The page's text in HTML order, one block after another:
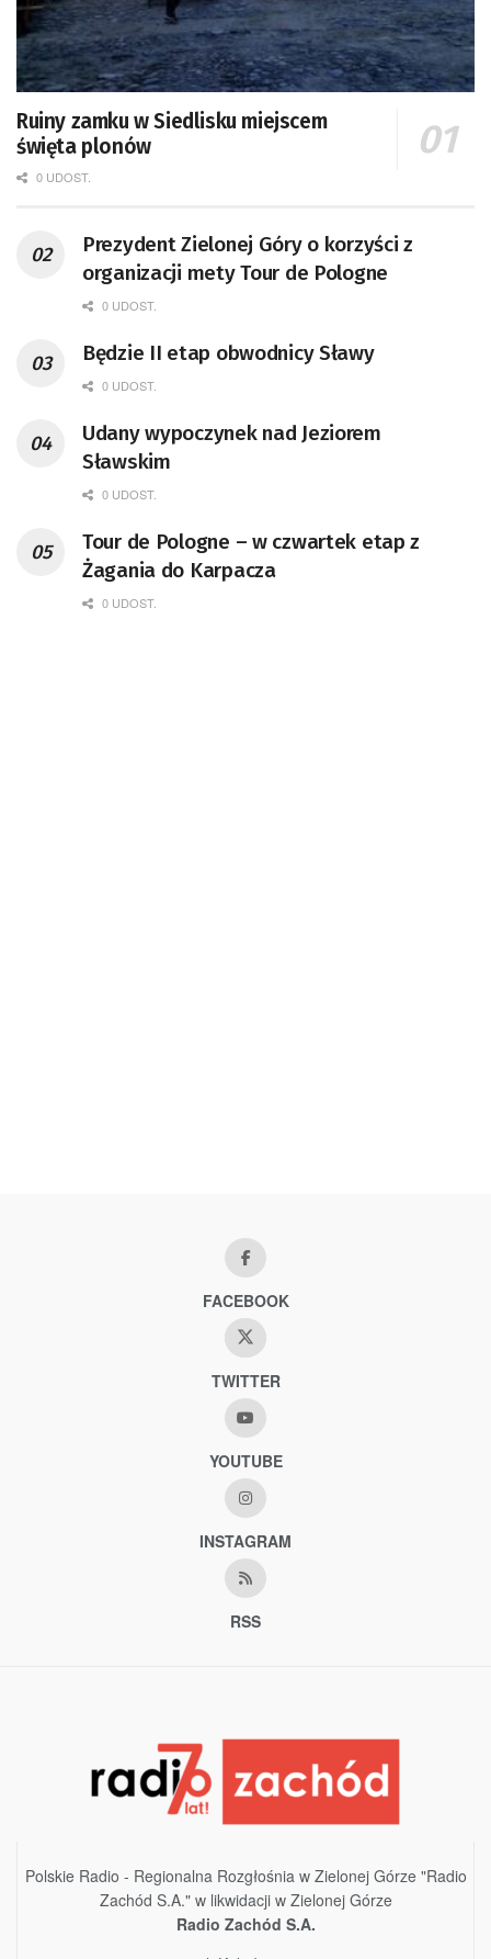
Ruiny zamku w Siedlisku miejscem
święta plonów
0 UDOST.
Prezydent Zielonej Góry o korzyści z
organizacji mety Tour de Pologne
0 UDOST.
Będzie II etap obwodnicy Sławy
0 UDOST.
Udany wypoczynek nad Jeziorem
Sławskim
0 UDOST.
Tour de Pologne – w czwartek etap z
Żagania do Karpacza
0 UDOST.
FACEBOOK
TWITTER
YOUTUBE
INSTAGRAM
RSS
Polskie Radio - Regionalna Rozgłośnia w Zielonej Górze "Radio
Zachód S.A." w likwidacji w Zielonej Górze
Radio Zachód S.A.